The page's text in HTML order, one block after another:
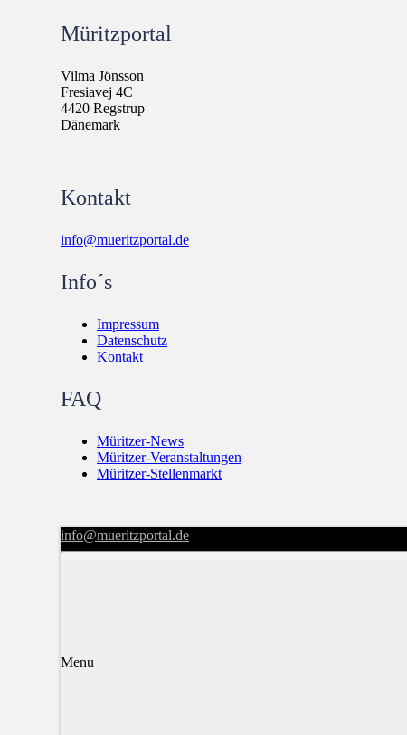
Müritzportal
Vilma Jönsson
Fresiavej 4C
4420 Regstrup
Dänemark
Kontakt
info@mueritzportal.de
Info´s
Impressum
Datenschutz
Kontakt
FAQ
Müritzer-News
Müritzer-Veranstaltungen
Müritzer-Stellenmarkt
info@mueritzportal.de
Menu